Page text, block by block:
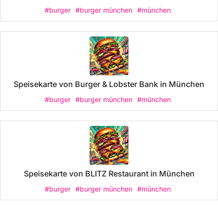
#burger #burger münchen #münchen
Speisekarte von Burger & Lobster Bank in München
#burger #burger münchen #münchen
Speisekarte von BLITZ Restaurant in München
#burger #burger münchen #münchen